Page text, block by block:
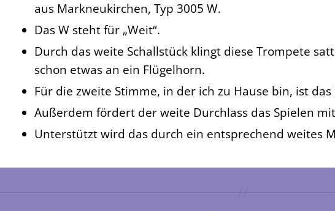
aus Markneukirchen, Typ 3005 W.
Das W steht für „Weit“.
Durch das weite Schallstück klingt diese Trompete
schon etwas an ein Flügelhorn.
Für die zweite Stimme, in der ich zu Hause bin, ist das
Außerdem fördert der weite Durchlass das Spielen
Unterstützt wird das durch ein entsprechend weites